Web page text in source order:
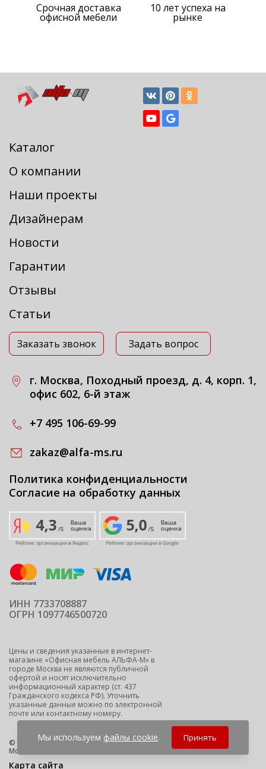
Срочная доставка
офисной мебели
10 лет успеха на
рынке
Каталог
О компании
Наши проекты
Дизайнерам
Новости
Гарантии
Отзывы
Статьи
Заказать звонок Задать вопрос
г. Москва, Походный проезд, д. 4, корп. 1,
офис 602, 6-й этаж
+7 495 106-69-99
zakaz@alfa-ms.ru
Политика конфиденциальности
Согласие на обработку данных
ИНН 7733708887
ОГРН 1097746500720
Цены и сведения указанные в интернет-
магазине «Офисная мебель АЛЬФА-М» в
городе Москва не являются публичной
офертой и носят исключительно
информационный характер (ст. 437
Гражданского кодекса РФ). Уточнить
указанные данные можно по электронной
почте или контактному номеру.
© 2009-2026 ООО "Офисная мебель АЛЬФА-М" - офисная мебель
Москва
Карта сайта
Мы используем файлы cookie. Принять